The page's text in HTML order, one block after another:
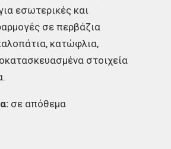
εσωτερικές και
σε περβάζια
κατώφλια,
στοιχεία
σε απόθεμα